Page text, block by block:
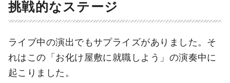
挑戦的なステージ
ライブ中の演出でもサプライズがありました。そ
れはこの「お化け屋敷に就職しよう」の演奏中に
起こりました。